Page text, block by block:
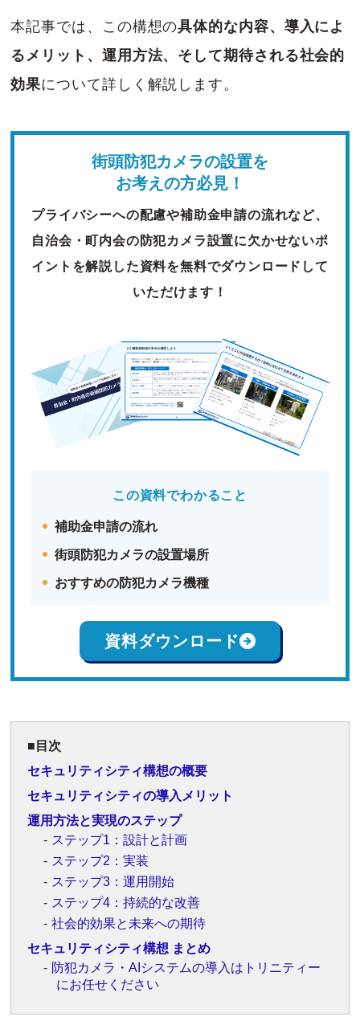
本記事では、この構想の具体的な内容、導入によ
るメリット、運用方法、そして期待される社会的
効果について詳しく解説します。
街頭防犯カメラの設置を
お考えの方必見！
プライバシーへの配慮や補助金申請の流れなど、
自治会・町内会の防犯カメラ設置に欠かせないポ
イントを解説した資料を無料でダウンロードして
いただけます！
この資料でわかること
補助金申請の流れ
街頭防犯カメラの設置場所
おすすめの防犯カメラ機種
資料ダウンロード
目次
セキュリティシティ構想の概要
セキュリティシティの導入メリット
運用方法と実現のステップ
ステップ1：設計と計画
ステップ2：実装
ステップ3：運用開始
ステップ4：持続的な改善
社会的効果と未来への期待
セキュリティシティ構想 まとめ
防犯カメラ・AIシステムの導入はトリニティー
にお任せください